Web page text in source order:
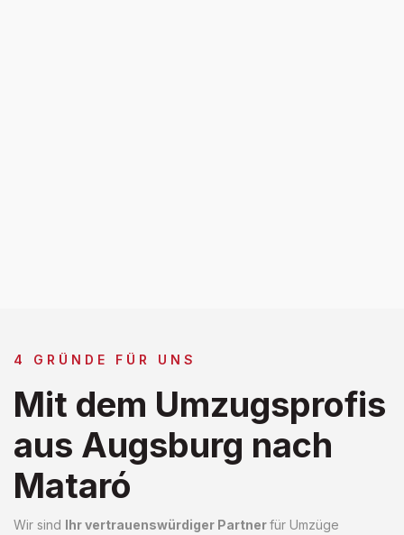
4 GRÜNDE FÜR UNS
Mit dem Umzugsprofis
aus Augsburg nach
Mataró
Wir sind Ihr vertrauenswürdiger Partnerfür Umzüge